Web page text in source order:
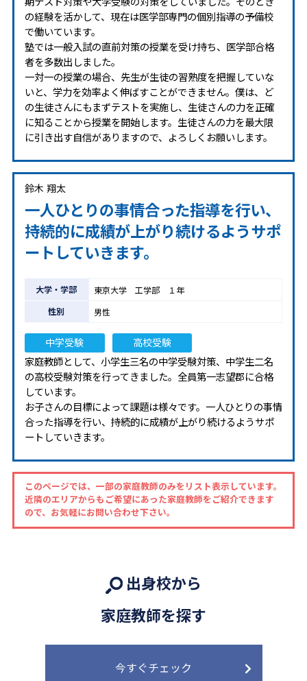
期テスト対策や大学受験の対策をしていました。そのとき
の経験を活かして、現在は医学部専門の個別指導の予備校
で働いています。
塾では一般入試の直前対策の授業を受け持ち、医学部合格
者を多数出しました。
一対一の授業の場合、先生が生徒の習熟度を把握していな
いと、学力を効率よく伸ばすことができません。僕は、ど
の生徒さんにもまずテストを実施し、生徒さんの力を正確
に知ることから授業を開始します。生徒さんの力を最大限
に引き出す自信がありますので、よろしくお願いします。
鈴木 翔太
一人ひとりの事情合った指導を行い、
持続的に成績が上がり続けるようサポ
ートしていきます。
大学・学部 東京大学 工学部 １年
性別 男性
中学受験 高校受験
家庭教師として、小学生三名の中学受験対策、中学生二名
の高校受験対策を行ってきました。全員第一志望郡に合格
しています。
お子さんの目標によって課題は様々です。一人ひとりの事情
合った指導を行い、持続的に成績が上がり続けるようサポ
ートしていきます。
このページでは、一部の家庭教師のみをリスト表示しています。
近隣のエリアからもご希望にあった家庭教師をご紹介できます
ので、お気軽にお問い合わせ下さい。
出身校から
家庭教師を探す
今すぐチェック